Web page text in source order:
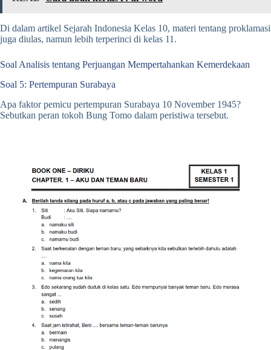
Di dalam artikel Sejarah Indonesia Kelas 10, materi tentang proklamasi
juga diulas, namun lebih terperinci di kelas 11.
Soal Analisis tentang Perjuangan Mempertahankan Kemerdekaan
Soal 5: Pertempuran Surabaya
Apa faktor pemicu pertempuran Surabaya 10 November 1945?
Sebutkan peran tokoh Bung Tomo dalam peristiwa tersebut.